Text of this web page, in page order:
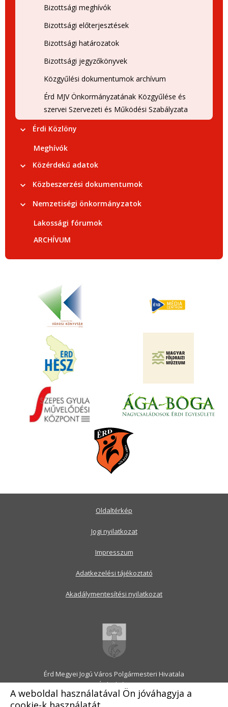
A weboldal használatával Ön jóváhagyja a
Bizottsági meghívók
Bizottsági előterjesztések
Bizottsági határozatok
Bizottsági jegyzőkönyvek
Közgyűlési dokumentumok archívum
Érd MJV Önkormányzatának Közgyűlése és
szervei Szervezeti és Működési Szabályzata
Érdi Közlöny
Meghívók
Közérdekű adatok
Közbeszerzési dokumentumok
Nemzetiségi önkormányzatok
Lakossági fórumok
ARCHÍVUM
Érd Megyei Jogú Város Polgármesteri Hivatala
2030 Érd, Alsó utca 1.
Levélcím: 2031 Érd, Pf.: 31
E-mail:onkormanyzat@erd.hu
Oldaltérkép
Jogi nyilatkozat
Impresszum
Adatkezelési tájékoztató
Akadálymentesítési nyilatkozat